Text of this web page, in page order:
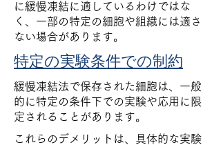
に緩慢凍結に適しているわけではな
く、一部の特定の細胞や組織には適さ
ない場合があります。
特定の実験条件での制約
緩慢凍結法で保存された細胞は、一般
的に特定の条件下での実験や応用に限
定されることがあります。
これらのデメリットは、具体的な実験